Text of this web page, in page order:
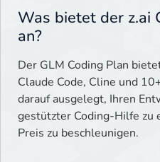
Was bietet der z.ai
an?
Der GLM Coding Plan
Claude Code, Cline und
darauf ausgelegt, Ihren
gestützter Coding-Hilfe zu
Preis zu beschleunigen.